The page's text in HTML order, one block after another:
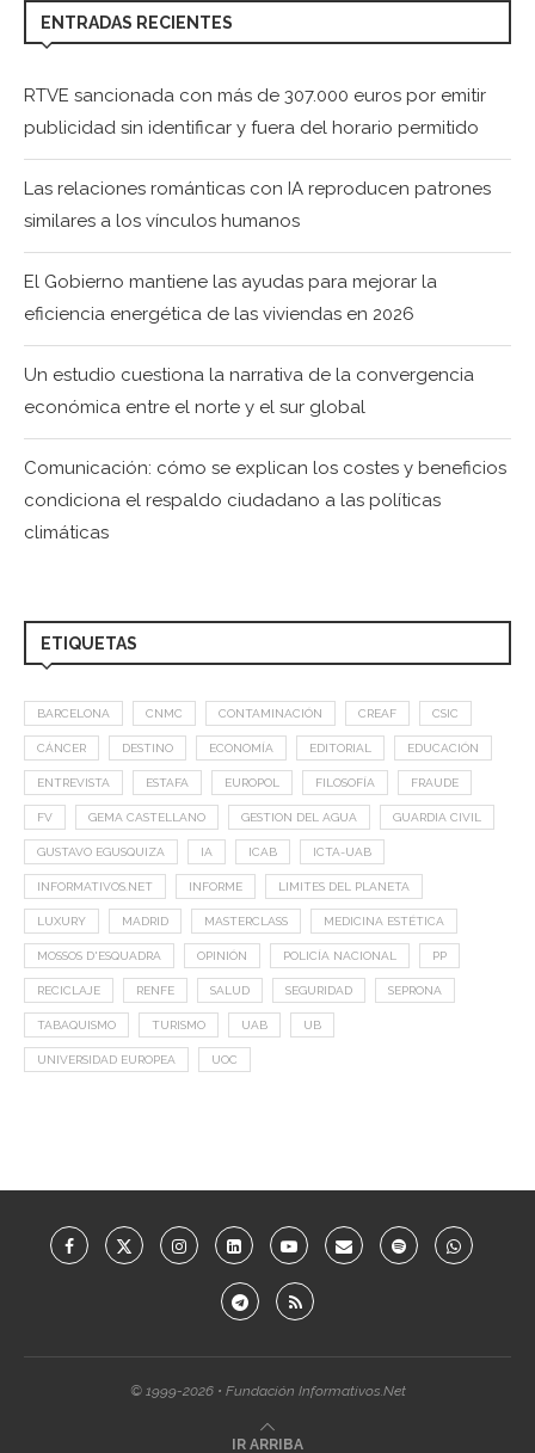
ENTRADAS RECIENTES
RTVE sancionada con más de 307.000 euros por emitir
publicidad sin identificar y fuera del horario permitido
Las relaciones románticas con IA reproducen patrones
similares a los vínculos humanos
El Gobierno mantiene las ayudas para mejorar la
eficiencia energética de las viviendas en 2026
Un estudio cuestiona la narrativa de la convergencia
económica entre el norte y el sur global
Comunicación: cómo se explican los costes y beneficios
condiciona el respaldo ciudadano a las políticas
climáticas
ETIQUETAS
BARCELONA CNMC CONTAMINACIÓN CREAF CSIC
CÁNCER DESTINO ECONOMÍA EDITORIAL EDUCACIÓN
ENTREVISTA ESTAFA EUROPOL FILOSOFÍA FRAUDE
FV GEMA CASTELLANO GESTION DEL AGUA GUARDIA CIVIL
GUSTAVO EGUSQUIZA IA ICAB ICTA-UAB
INFORMATIVOS.NET INFORME LIMITES DEL PLANETA
LUXURY MADRID MASTERCLASS MEDICINA ESTÉTICA
MOSSOS D'ESQUADRA OPINIÓN POLICÍA NACIONAL PP
RECICLAJE RENFE SALUD SEGURIDAD SEPRONA
TABAQUISMO TURISMO UAB UB
UNIVERSIDAD EUROPEA UOC
© 1999-2026 • Fundación Informativos.Net
IR ARRIBA